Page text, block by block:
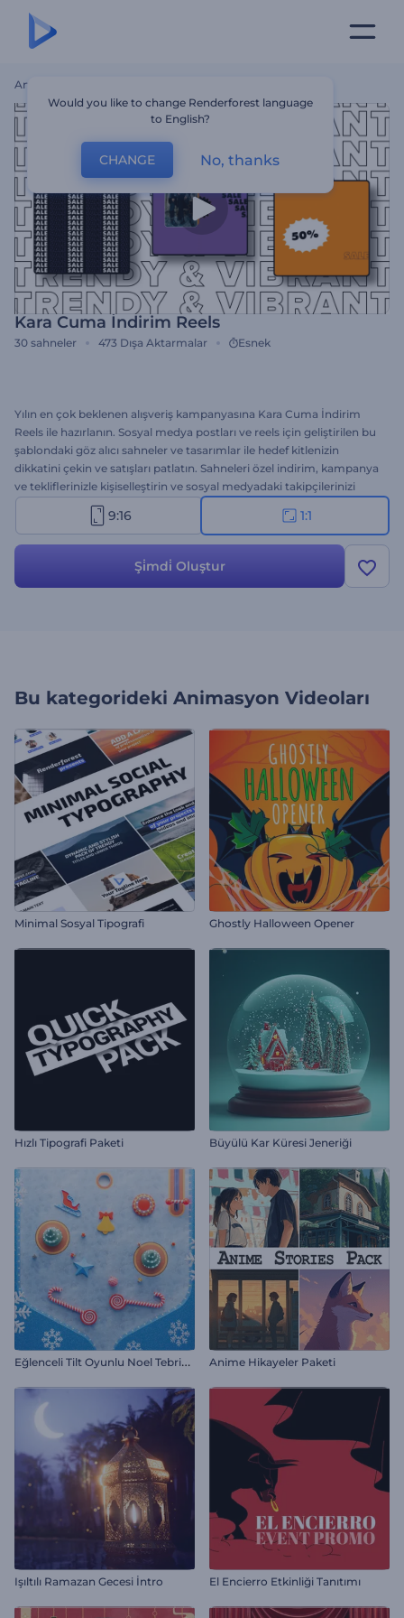
Ana Sayfa
Kara Cuma İndirim Reels
30 sahneler 473 Dışa Aktarmalar Esnek
Yılın en çok beklenen alışveriş kampanyasına Kara Cuma İndirim
Reels ile hazırlanın. Sosyal medya postları ve reels için geliştirilen bu
şablondaki göz alıcı sahneler ve tasarımlar ile hedef kitlenizin
dikkatini çekin ve satışları patlatın. Sahneleri özel indirim, kampanya
ve tekliflerinizle kişiselleştirin ve sosyal medyadaki takipçilerinizi
etkileyerek markanızın erişim alanını genişletin. Medya dosyalarını
ekleyin, metinleri girin ve son olarak bir arkaplan müziği ekleyin.
oluşturun. Bu fırsat kaçmaz!
9:16 1:1
Şi̇mdi̇ Oluştur
Bu kategorideki Animasyon Videoları
Minimal Sosyal Tipografi Ghostly Halloween Opener
Hızlı Tipografi Paketi Büyülü Kar Küresi Jeneriği
E
ğlenceli Tilt Oyunlu Noel Tebrik Videosu Anime Hikayeler Paketi
Işıltılı Ramazan Gecesi İntro El Encierro Etkinliği Tanıtımı
Would you like to change Renderforest language
to English?
CHANGE No, thanks